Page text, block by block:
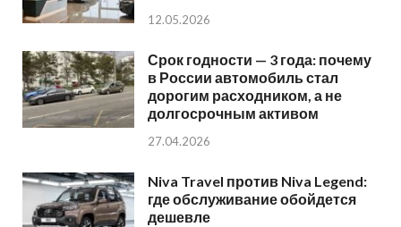
12.05.2026
Срок годности — 3 года: почему
в России автомобиль стал
дорогим расходником, а не
долгосрочным активом
27.04.2026
Niva Travel против Niva Legend:
где обслуживание обойдется
дешевле